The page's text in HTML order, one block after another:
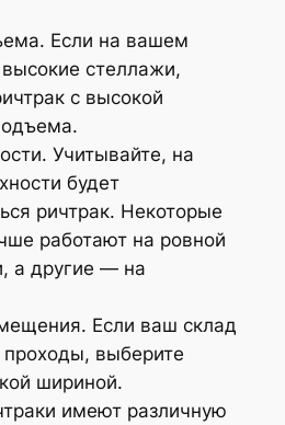
Если на вашем
стеллажи,
с высокой
Учитывайте, на
будет
ричтрак. Некоторые
работают на ровной
а другие — на
Если ваш склад
проходы, выберите
шириной.
имеют различную